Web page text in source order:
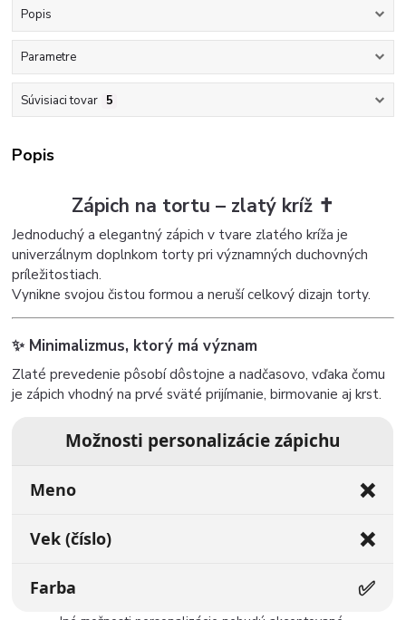
Popis
Parametre
Súvisiaci tovar 5
Popis
Zápich na tortu – zlatý kríž ✝️
Jednoduchý a elegantný zápich v tvare zlatého kríža je
univerzálnym doplnkom torty pri významných duchovných
príležitostiach.
Vynikne svojou čistou formou a neruší celkový dizajn torty.
✨ Minimalizmus, ktorý má význam
Zlaté prevedenie pôsobí dôstojne a nadčasovo, vďaka čomu
je zápich vhodný na prvé sväté prijímanie, birmovanie aj krst.
Možnosti personalizácie zápichu
Meno ❌
Vek (číslo) ❌
Farba ✅